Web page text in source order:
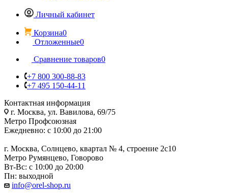
Личный кабинет
Корзина0
Отложенные0
Сравнение товаров0
+7 800 300-88-83
+7 495 150-44-11
Контактная информация
г. Москва, ул. Вавилова, 69/75
Метро Профсоюзная
Ежедневно: с 10:00 до 21:00
г. Москва, Солнцево, квартал № 4, строение 2с10
Метро Румянцево, Говорово
Вт-Вс: с 10:00 до 20:00
Пн: выходной
info@orel-shop.ru